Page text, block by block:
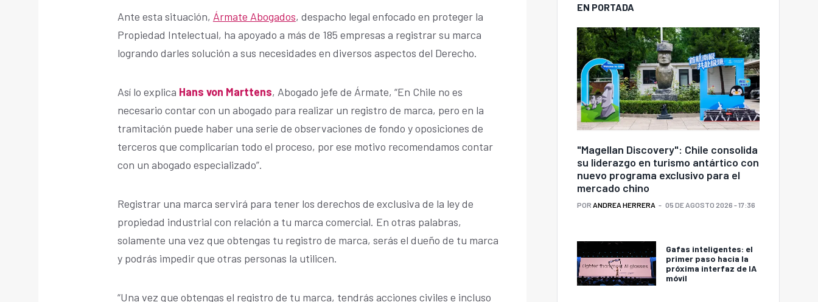
Ante esta situación, Ármate Abogados, despacho legal enfocado en proteger la
Propiedad Intelectual, ha apoyado a más de 185 empresas a registrar su marca
logrando darles solución a sus necesidades en diversos aspectos del Derecho.
Así lo explica Hans von Marttens, Abogado jefe de Ármate, “En Chile no es
necesario contar con un abogado para realizar un registro de marca, pero en la
tramitación puede haber una serie de observaciones de fondo y oposiciones de
terceros que complicarían todo el proceso, por ese motivo recomendamos contar
con un abogado especializado”.
Registrar una marca servirá para tener los derechos de exclusiva de la ley de
propiedad industrial con relación a tu marca comercial. En otras palabras,
solamente una vez que obtengas tu registro de marca, serás el dueño de tu marca
y podrás impedir que otras personas la utilicen.
“Una vez que obtengas el registro de tu marca, tendrás acciones civiles e incluso
EN PORTADA
"Magellan Discovery": Chile consolida
su liderazgo en turismo antártico con
nuevo programa exclusivo para el
mercado chino
POR ANDREA HERRERA 05 DE AGOSTO 2026 - 17:36
Gafas inteligentes: el
primer paso hacia la
próxima interfaz de IA
móvil